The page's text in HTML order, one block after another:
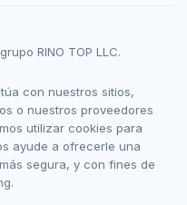
RINO TOP LLC.
con nuestros sitios,
o nuestros proveedores
utilizar cookies para
ayude a ofrecerle una
segura, y con fines de